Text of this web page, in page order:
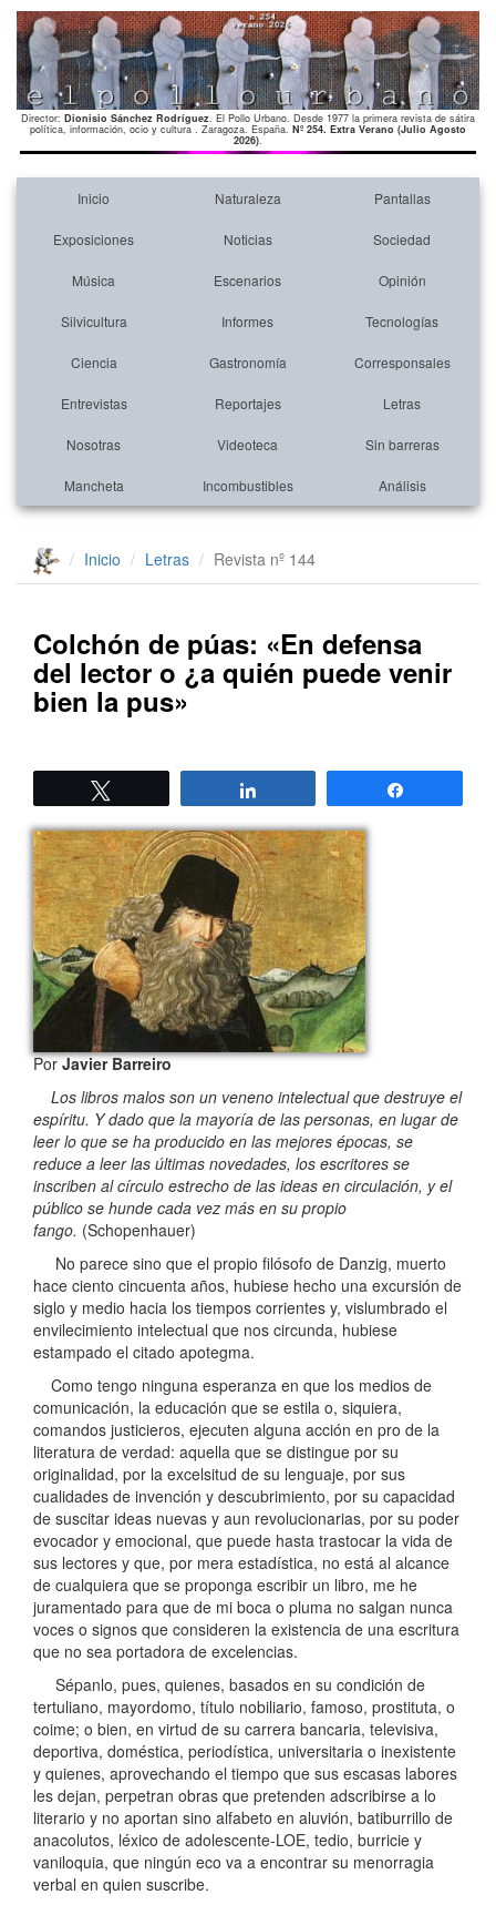
Director: Dionisio Sánchez Rodríguez. El Pollo Urbano. Desde 1977 la primera revista de sátira
política, información, ocio y cultura . Zaragoza. España. Nº 254. Extra Verano (Julio Agosto
2026).
Inicio Naturaleza Pantallas
Exposiciones Noticias Sociedad
Música Escenarios Opinión
Silvicultura Informes Tecnologías
Ciencia Gastronomía Corresponsales
Entrevistas Reportajes Letras
Nosotras Videoteca Sin barreras
Mancheta Incombustibles Análisis
Inicio Letras Revista nº 144
Colchón de púas: «En defensa
del lector o ¿a quién puede venir
bien la pus»
PorJavier Barreiro
Los libros malos son un veneno intelectual que destruye el
espíritu. Y dado que la mayoría de las personas, en lugar de
leer lo que se ha producido en las mejores épocas, se
reduce a leer las últimas novedades, los escritores se
inscriben al círculo estrecho de las ideas en circulación, y el
público se hunde cada vez más en su propio
fango. (Schopenhauer)
No parece sino que el propio filósofo de Danzig, muerto
hace ciento cincuenta años, hubiese hecho una excursión de
siglo y medio hacia los tiempos corrientes y, vislumbrado el
envilecimiento intelectual que nos circunda, hubiese
estampado el citado apotegma.
Como tengo ninguna esperanza en que los medios de
comunicación, la educación que se estila o, siquiera,
comandos justicieros, ejecuten alguna acción en pro de la
literatura de verdad: aquella que se distingue por su
originalidad, por la excelsitud de su lenguaje, por sus
cualidades de invención y descubrimiento, por su capacidad
de suscitar ideas nuevas y aun revolucionarias, por su poder
evocador y emocional, que puede hasta trastocar la vida de
sus lectores y que, por mera estadística, no está al alcance
de cualquiera que se proponga escribir un libro, me he
juramentado para que de mi boca o pluma no salgan nunca
voces o signos que consideren la existencia de una escritura
que no sea portadora de excelencias.
Sépanlo, pues, quienes, basados en su condición de
tertuliano, mayordomo, título nobiliario, famoso, prostituta, o
coime; o bien, en virtud de su carrera bancaria, televisiva,
deportiva, doméstica, periodística, universitaria o inexistente
y quienes, aprovechando el tiempo que sus escasas labores
les dejan, perpetran obras que pretenden adscribirse a lo
literario y no aportan sino alfabeto en aluvión, batiburrillo de
anacolutos, léxico de adolescente-LOE, tedio, burricie y
vaniloquia, que ningún eco va a encontrar su menorragia
verbal en quien suscribe.